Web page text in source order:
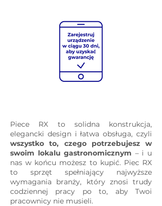
Piece RX to solidna konstrukcja,
elegancki design i łatwa obsługa, czyli
wszystko to, czego potrzebujesz w
swoim lokalu gastronomicznym – i u
nas w końcu możesz to kupić. Piec RX
to sprzęt spełniający najwyższe
wymagania branży, który znosi trudy
codziennej pracy po to, aby Twoi
pracownicy nie musieli.